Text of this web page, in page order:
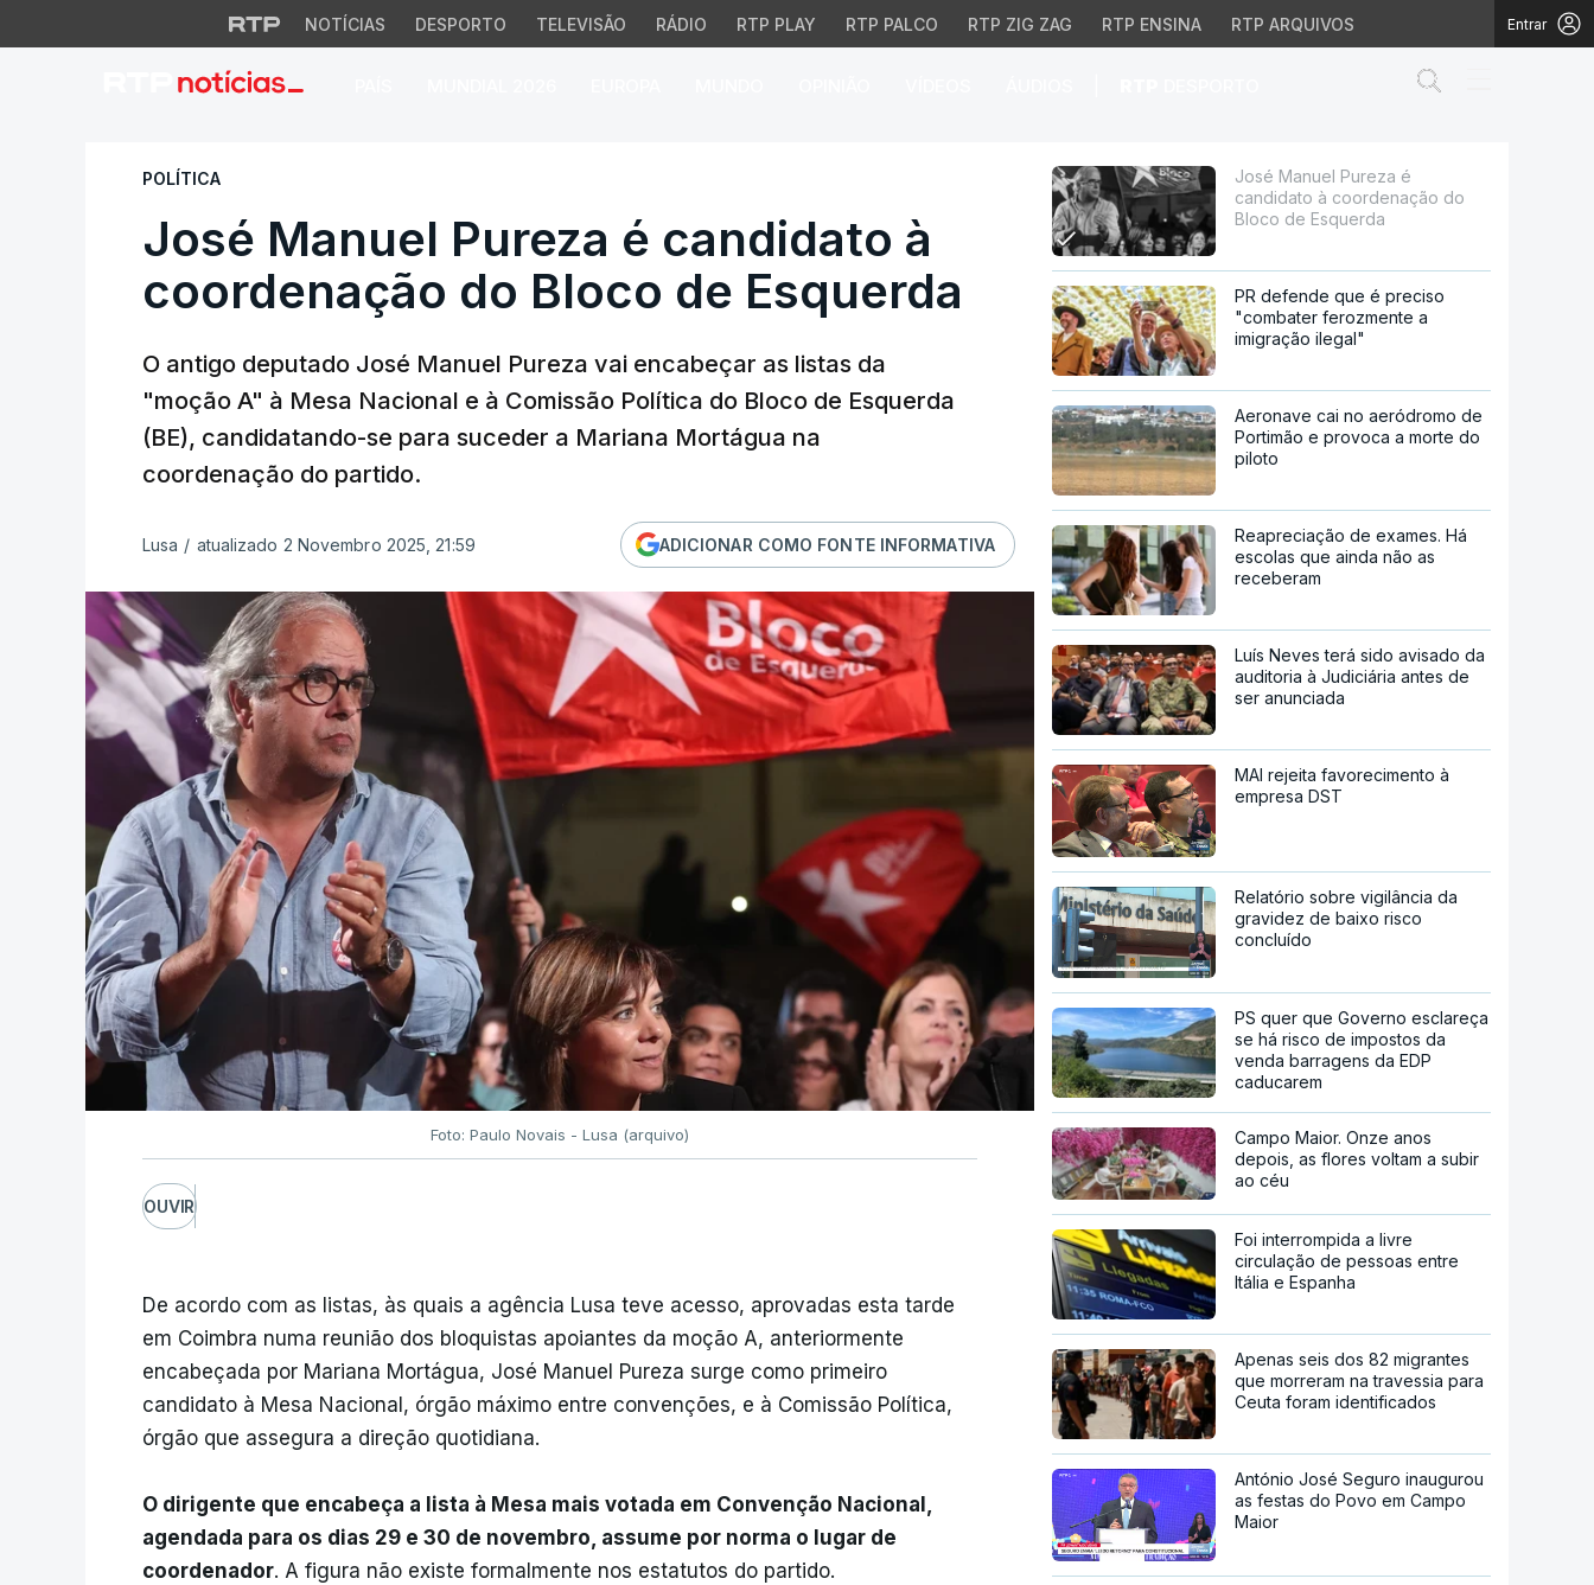
NOTÍCIAS DESPORTO TELEVISÃO RÁDIO RTP PLAY RTP PALCO RTP ZIG ZAG RTP ENSINA RTP ARQUIVOS Entrar
José Manuel Pureza é candidato à coordenação do Bloco de
POLÍTICA
José Manuel Pureza é candidato à
coordenação do Bloco de Esquerda
O antigo deputado José Manuel Pureza vai encabeçar as listas da
"moção A" à Mesa Nacional e à Comissão Política do Bloco de Esquerda
(BE), candidatando-se para suceder a Mariana Mortágua na
coordenação do partido.
Lusa / atualizado 2 Novembro 2025, 21:59 ADICIONAR COMO FONTE INFORMATIVA
Foto: Paulo Novais - Lusa (arquivo)
OUVIR
De acordo com as listas, às quais a agência Lusa teve acesso, aprovadas esta tarde
em Coimbra numa reunião dos bloquistas apoiantes da moção A, anteriormente
encabeçada por Mariana Mortágua, José Manuel Pureza surge como primeiro
candidato à Mesa Nacional, órgão máximo entre convenções, e à Comissão Política,
órgão que assegura a direção quotidiana.
O dirigente que encabeça a lista à Mesa mais votada em Convenção Nacional,
agendada para os dias 29 e 30 de novembro, assume por norma o lugar de
coordenador. A figura não existe formalmente nos estatutos do partido.
José Manuel Pureza é
candidato à coordenação do
Bloco de Esquerda
PR defende que é preciso
"combater ferozmente a
imigração ilegal"
Aeronave cai no aeródromo de
Portimão e provoca a morte do
piloto
Reapreciação de exames. Há
escolas que ainda não as
receberam
Luís Neves terá sido avisado da
auditoria à Judiciária antes de
ser anunciada
MAI rejeita favorecimento à
empresa DST
Relatório sobre vigilância da
gravidez de baixo risco
concluído
PS quer que Governo esclareça
se há risco de impostos da
venda barragens da EDP
caducarem
Campo Maior. Onze anos
depois, as flores voltam a subir
ao céu
Foi interrompida a livre
circulação de pessoas entre
Itália e Espanha
Apenas seis dos 82 migrantes
que morreram na travessia para
Ceuta foram identificados
António José Seguro inaugurou
as festas do Povo em Campo
Maior